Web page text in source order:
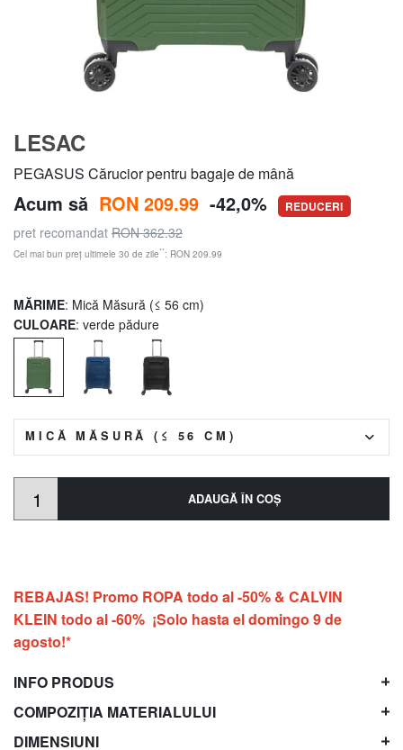
LESAC
PEGASUS Cărucior pentru bagaje de mână
Acum să RON 209.99 -42,0% REDUCERI
pret recomandat RON 362.32
Cel mai bun preț ultimele 30 de zile**: RON 209.99
MĂRIME: Mică Măsură (≤ 56 cm)
CULOARE: verde pădure
MICĂ MĂSURĂ (≤ 56 CM)
ADAUGĂ ÎN COŞ
REBAJAS! Promo ROPA todo al -50% & CALVIN
KLEIN todo al -60% ¡Solo hasta el domingo 9 de
agosto!*
INFO PRODUS
COMPOZIȚIA MATERIALULUI
DIMENSIUNI